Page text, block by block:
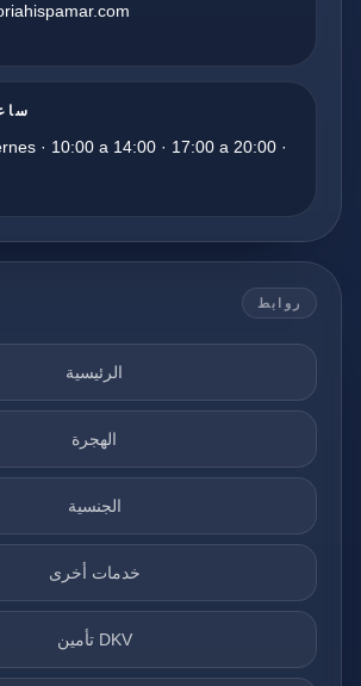
· 10:00 a 14:00 · 17:00 a 20:00 ·
روابط
الرئيسية
الهجرة
الجنسية
خدمات أخرى
تأمين DKV